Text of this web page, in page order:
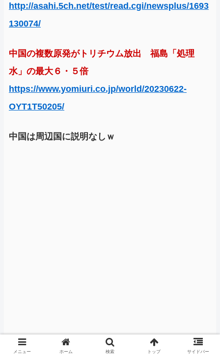
http://asahi.5ch.net/test/read.cgi/newsplus/1693
130074/
中国の複数原発がトリチウム放出 福島「処理
水」の最大６・５倍
https://www.yomiuri.co.jp/world/20230622-
OYT1T50205/
中国は周辺国に説明なしｗ
メニュー ホーム 検索 トップ サイドバー